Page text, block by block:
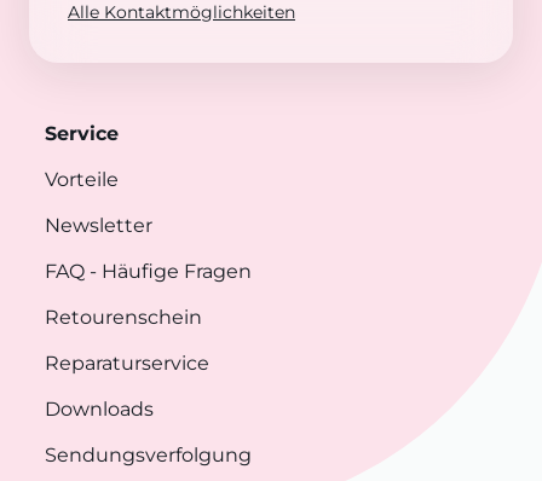
Alle Kontaktmöglichkeiten
Service
Vorteile
Newsletter
FAQ - Häufige Fragen
Retourenschein
Reparaturservice
Downloads
Sendungsverfolgung